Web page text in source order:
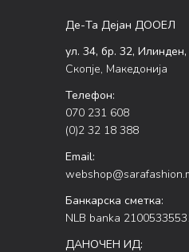
Де-Та Дејан ДООЕЛ
ул. 34, бр. 32, Илинден,
Скопје, Македонија
Телефон:
070 231 608
(0)2 32 18 388
Email:
Банкарска сметка:
NLB banka
ДАНОЧЕН ИД: